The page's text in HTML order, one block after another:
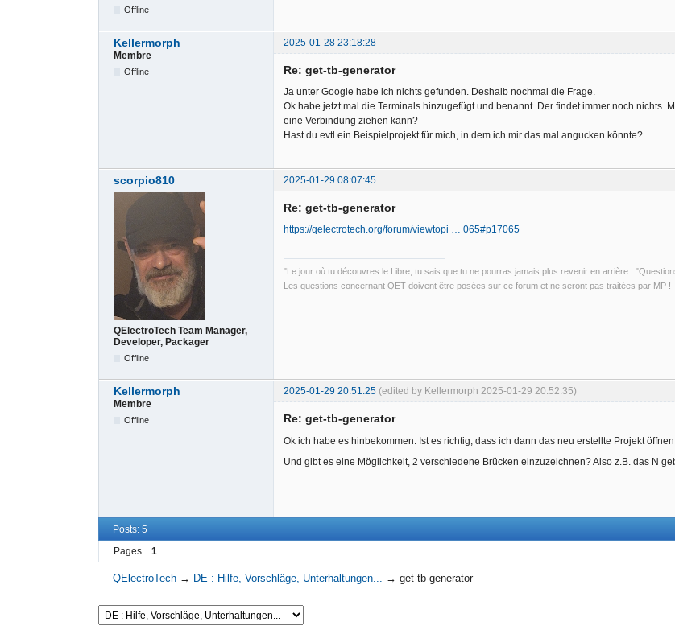
Offline
Kellermorph
2025-01-28 23:18:28
Membre
Offline Re: get-tb-generator
Ja unter Google habe ich nichts gefunden. Deshalb nochmal die Frage.
Ok habe jetzt mal die Terminals hinzugefügt und benannt. Der findet immer noch nichts.
eine Verbindung ziehen kann?
Hast du evtl ein Beispielprojekt für mich, in dem ich mir das mal angucken könnte?
scorpio810 2025-01-29 08:07:45
QElectroTech Team Manager,
Developer, Packager
Offline
Re: get-tb-generator
https://qelectrotech.org/forum/viewtopi … 065#p17065
"Le jour où tu découvres le Libre, tu sais que tu ne pourras jamais plus revenir en
Les questions concernant QET doivent être posées sur ce forum et ne seront pas traitées par MP !
Kellermorph 2025-01-29 20:51:25 (edited by Kellermorph 2025-01-29 20:52:35)
Membre
Offline Re: get-tb-generator
Ok ich habe es hinbekommen. Ist es richtig, dass ich dann das neu erstellte Projekt
Und gibt es eine Möglichkeit, 2 verschiedene Brücken einzuzeichnen? Also z.B. das N
Posts: 5
Pages
1
QElectroTech → DE : Hilfe, Vorschläge, Unterhaltungen... →get-tb-generator